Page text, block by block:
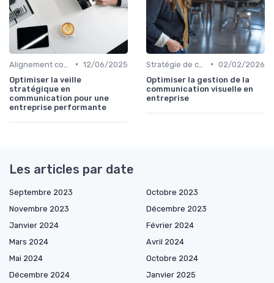
• 12/06/2025
Optimiser la veille
stratégique en
communication pour une
entreprise performante
• 02/02/2026
Optimiser la gestion de la
communication visuelle en
entreprise
Les articles par date
Septembre 2023
Octobre 2023
Novembre 2023
Décembre 2023
Janvier 2024
Février 2024
Mars 2024
Avril 2024
Mai 2024
Octobre 2024
Décembre 2024
Janvier 2025